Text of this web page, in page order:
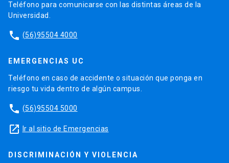
Teléfono para comunicarse con las distintas áreas de la
Universidad.
phone (56)95504 4000
EMERGENCIAS UC
Teléfono en caso de accidente o situación que ponga en
riesgo tu vida dentro de algún campus.
phone (56)95504 5000
launch Ir al sitio de Emergencias
DISCRIMINACIÓN Y VIOLENCIA